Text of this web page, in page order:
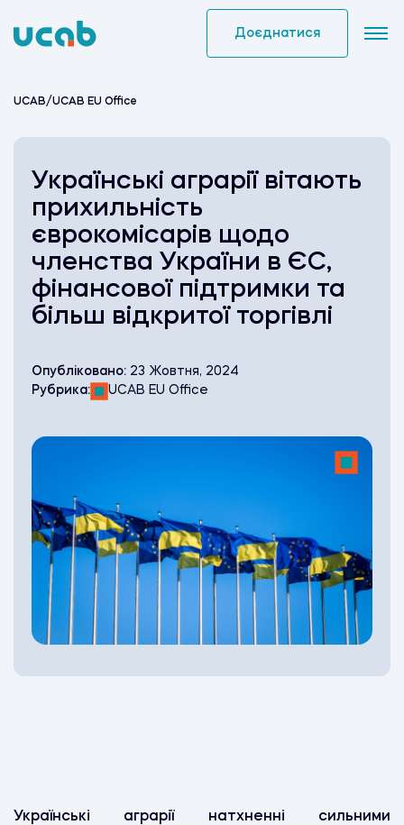
to
Доєднатися
UCAB/UCAB EU Office
Українські аграрії вітають
прихильність
єврокомісарів щодо
членства України в ЄС,
фінансової підтримки та
більш відкритої торгівлі
Опубліковано: 23 Жовтня, 2024
Рубрика:
UCAB EU Office
Українські аграрії натхненні сильними